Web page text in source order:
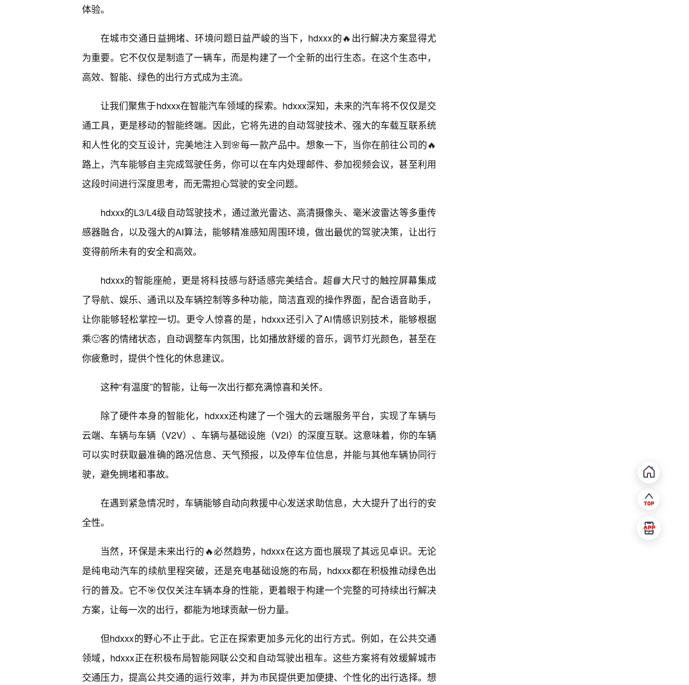
体验。
在城市交通日益拥堵、环境问题日益严峻的当下，hdxxx的🔥出行解决方案显得尤
为重要。它不仅仅是制造了一辆车，而是构建了一个全新的出行生态。在这个生态中，
高效、智能、绿色的出行方式成为主流。
让我们聚焦于hdxxx在智能汽车领域的探索。hdxxx深知，未来的汽车将不仅仅是交
通工具，更是移动的智能终端。因此，它将先进的自动驾驶技术、强大的车载互联系统
和人性化的交互设计，完美地注入到🌸每一款产品中。想象一下，当你在前往公司的🔥
路上，汽车能够自主完成驾驶任务，你可以在车内处理邮件、参加视频会议，甚至利用
这段时间进行深度思考，而无需担心驾驶的安全问题。
hdxxx的L3/L4级自动驾驶技术，通过激光雷达、高清摄像头、毫米波雷达等多重传
感器融合，以及强大的AI算法，能够精准感知周围环境，做出最优的驾驶决策，让出行
变得前所未有的安全和高效。
hdxxx的智能座舱，更是将科技感与舒适感完美结合。超📘大尺寸的触控屏幕集成
了导航、娱乐、通讯以及车辆控制等多种功能，简洁直观的操作界面，配合语音助手，
让你能够轻松掌控一切。更令人惊喜的是，hdxxx还引入了AI情感识别技术，能够根据
乘🙂客的情绪状态，自动调整车内氛围，比如播放舒缓的音乐，调节灯光颜色，甚至在
你疲惫时，提供个性化的休息建议。
这种“有温度”的智能，让每一次出行都充满惊喜和关怀。
除了硬件本身的智能化，hdxxx还构建了一个强大的云端服务平台，实现了车辆与
云端、车辆与车辆（V2V）、车辆与基础设施（V2I）的深度互联。这意味着，你的车辆
可以实时获取最准确的路况信息、天气预报，以及停车位信息，并能与其他车辆协同行
驶，避免拥堵和事故。
在遇到紧急情况时，车辆能够自动向救援中心发送求助信息，大大提升了出行的安
全性。
当然，环保是未来出行的🔥必然趋势，hdxxx在这方面也展现了其远见卓识。无论
是纯电动汽车的续航里程突破，还是充电基础设施的布局，hdxxx都在积极推动绿色出
行的普及。它不🎯仅仅关注车辆本身的性能，更着眼于构建一个完整的可持续出行解决
方案，让每一次的出行，都能为地球贡献一份力量。
但hdxxx的野心不止于此。它正在探索更加多元化的出行方式。例如，在公共交通
领域，hdxxx正在积极布局智能网联公交和自动驾驶出租车。这些方案将有效缓解城市
交通压力，提高公共交通的运行效率，并为市民提供更加便捷、个性化的出行选择。想